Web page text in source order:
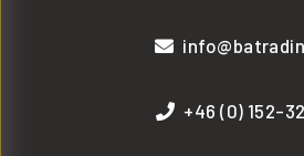
+46 (0) 152-